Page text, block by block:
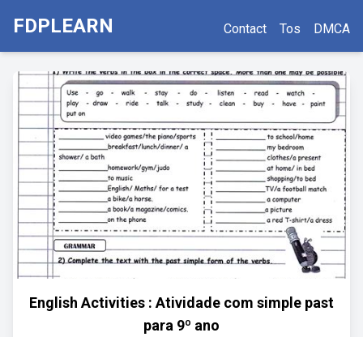
FDPLEARN Contact Tos DMCA
English Activities : Atividade com simple past
para 9º ano